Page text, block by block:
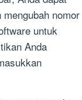
nomor
untuk
Anda